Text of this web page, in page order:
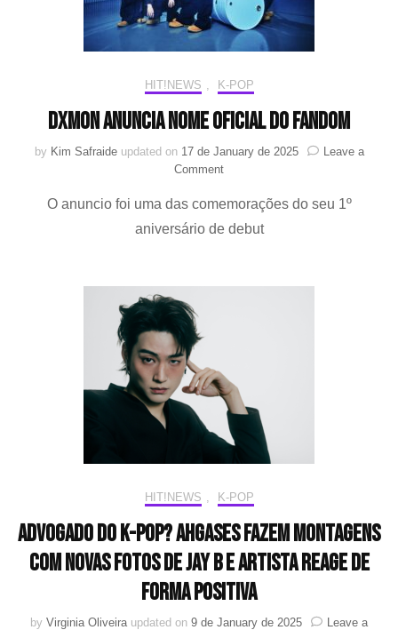
HIT!NEWS K-POP
DXMON anuncia nome oficial do fandom
by Kim Safraide updated on 17 de January de 2025
Leave a
Commenton
anuncia
nome
O anuncio foi uma das comemorações do seu 1º
aniversário de debut
HIT!NEWS K-POP
Advogado do K-pop? Ahgases fazem montagens
com novas fotos de Jay B e artista reage de
forma positiva
by Virginia Oliveira updated on 9 de January de 2025
Leave a